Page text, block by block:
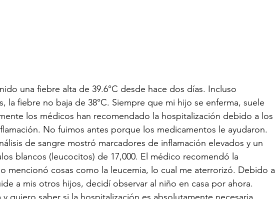
una fiebre alta de 39.6°C desde hace dos días. Incluso
la fiebre no baja de 38°C. Siempre que mi hijo se enferma, suele
los médicos han recomendado la hospitalización debido a los
No fuimos antes porque los medicamentos le ayudaron.
de sangre mostró marcadores de inflamación elevados y un
blancos (leucocitos) de 17,000. El médico recomendó la
mencionó cosas como la leucemia, lo cual me aterrorizó. Debido a
a mis otros hijos, decidí observar al niño en casa por ahora.